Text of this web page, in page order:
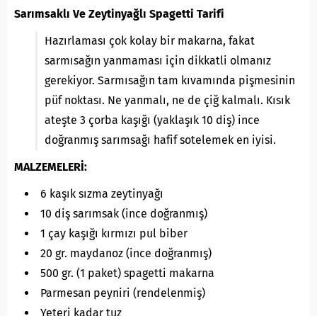
Sarımsaklı Ve Zeytinyağlı Spagetti Tarifi
Hazırlaması çok kolay bir makarna, fakat
sarmısağın yanmaması için dikkatli olmanız
gerekiyor. Sarmısağın tam kıvamında pişmesinin
püf noktası. Ne yanmalı, ne de çiğ kalmalı. Kısık
ateşte 3 çorba kaşığı (yaklaşık 10 diş) ince
doğranmış sarımsağı hafif sotelemek en iyisi.
MALZEMELERİ:
6 kaşık sızma zeytinyağı
10 diş sarımsak (ince doğranmış)
1 çay kaşığı kırmızı pul biber
20 gr. maydanoz (ince doğranmış)
500 gr. (1 paket) spagetti makarna
Parmesan peyniri (rendelenmiş)
Yeteri kadar tuz